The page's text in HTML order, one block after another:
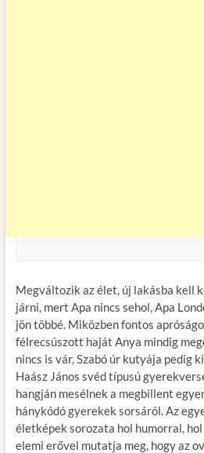
Megváltozik az élet, új lakásba kell
járni, mert Apa nincs sehol, Apa
jön többé. Miközben fontos
félrecsúszott haját Anya mindig
nincs is vár, Szabó úr kutyája pedig
Haász János svéd típusú
hangján mesélnek a megbillent
hánykódó gyerekek sorsáról. Az
életképek sorozata hol humorral,
elemi erővel mutatja meg, hogy az